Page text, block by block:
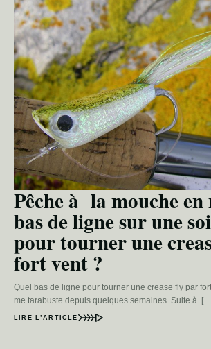
Pêche à la mouche
bas de ligne sur une
pour tourner une
fort vent ?
Quel bas de ligne pour tourner une crease fly par
me tarabuste depuis quelques semaines. Suite à
LIRE L’ARTICLE